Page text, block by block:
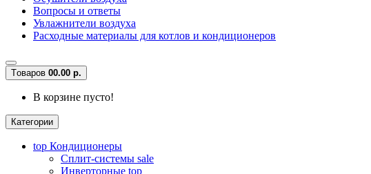
Вопросы и ответы
Увлажнители воздуха
Расходные материалы для котлов и кондиционеров
Tоваров 00.00 р.
В корзине пусто!
Категории
top Кондиционеры
Сплит-системы sale
Инверторные top